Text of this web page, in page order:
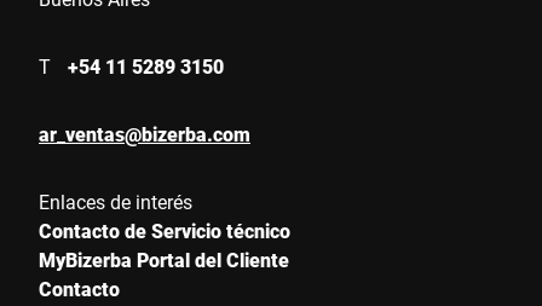
T +54 11 5289 3150
ar_ventas@bizerba.com
Enlaces de interés
Contacto de Servicio técnico
MyBizerba Portal del Cliente
Contacto